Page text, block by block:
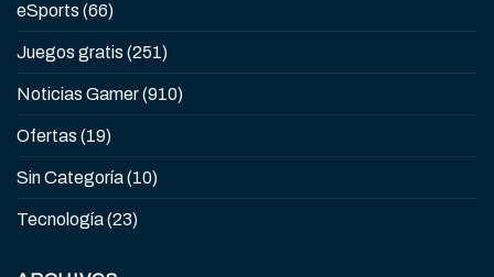
eSports (66)
Juegos gratis (251)
Noticias Gamer(910)
Ofertas (19)
Sin Categoría(10)
Tecnología(23)